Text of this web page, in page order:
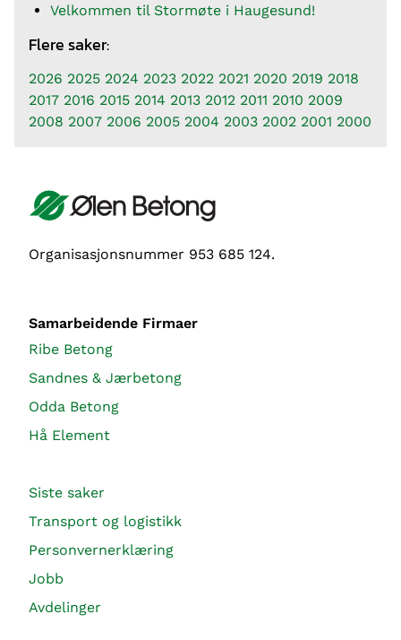
Velkommen til Stormøte i Haugesund!
Flere saker:
2026 2025 2024 2023 2022 2021 2020 2019 2018
2017 2016 2015 2014 2013 2012 2011 2010 2009
2008 2007 2006 2005 2004 2003 2002 2001 2000
Organisasjonsnummer 953 685 124.
Samarbeidende Firmaer
Ribe Betong
Sandnes & Jærbetong
Odda Betong
Hå Element
Siste saker
Transport og logistikk
Personvernerklæring
Jobb
Avdelinger